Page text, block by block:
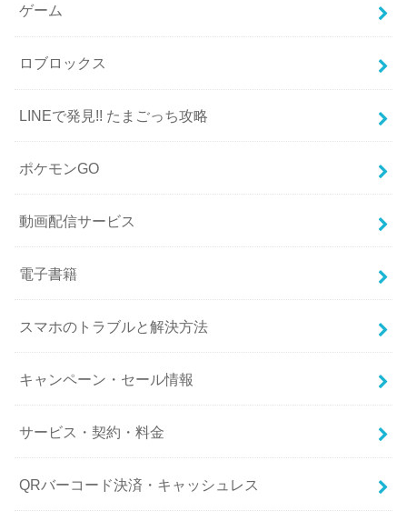
ゲーム
ロブロックス
LINEで発見!! たまごっち攻略
ポケモンGO
動画配信サービス
電子書籍
スマホのトラブルと解決方法
キャンペーン・セール情報
サービス・契約・料金
QRバーコード決済・キャッシュレス